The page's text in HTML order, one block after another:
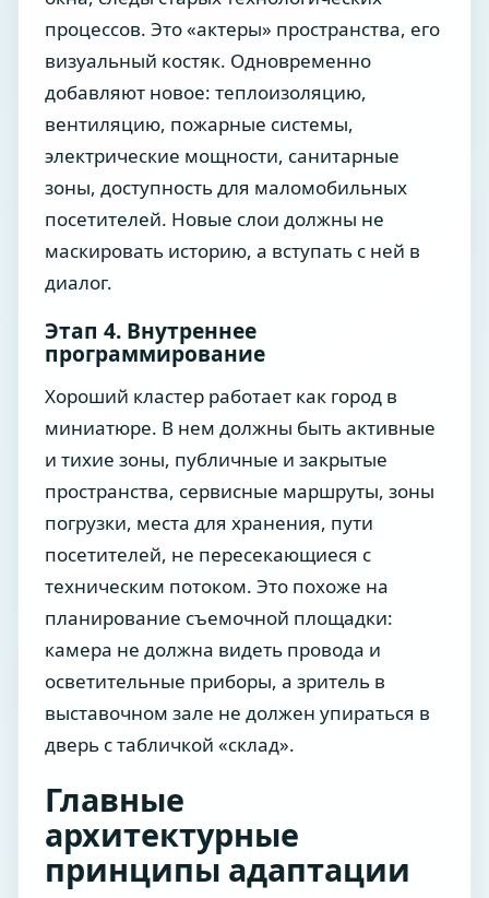
процессов. Это «актеры» пространства, его
визуальный костяк. Одновременно
добавляют новое: теплоизоляцию,
вентиляцию, пожарные системы,
электрические мощности, санитарные
зоны, доступность для маломобильных
посетителей. Новые слои должны не
маскировать историю, а вступать с ней в
диалог.
Этап 4. Внутреннее
программирование
Хороший кластер работает как город в
миниатюре. В нем должны быть активные
и тихие зоны, публичные и закрытые
пространства, сервисные маршруты, зоны
погрузки, места для хранения, пути
посетителей, не пересекающиеся с
техническим потоком. Это похоже на
планирование съемочной площадки:
камера не должна видеть провода и
осветительные приборы, а зритель в
выставочном зале не должен упираться в
дверь с табличкой «склад».
Главные
архитектурные
принципы адаптации